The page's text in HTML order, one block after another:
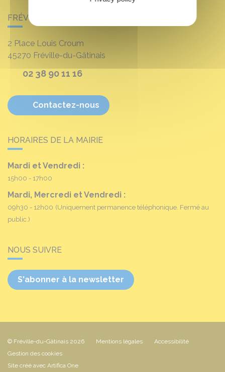
FRÉVILLE-DU-GÂTINAIS
2 Place Louis Croum
45270 Fréville-du-Gâtinais
02 38 90 11 16
Contactez-nous
HORAIRES DE LA MAIRIE
Mardi et Vendredi :
15h00 - 17h00
Mardi, Mercredi et Vendredi :
09h30 - 12h00 (Uniquement permanence téléphonique. Fermé au
public.)
NOUS SUIVRE
S'abonner à la newsletter
© Fréville-du-Gâtinais 2026 Mentions légales
Accessibilité
Gestion des cookies
Site créé avec Artifica One